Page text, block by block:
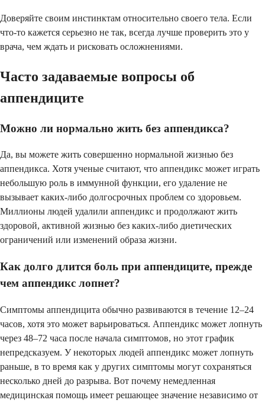
Доверяйте своим инстинктам относительно своего тела. Если
что-то кажется серьезно не так, всегда лучше проверить это у
врача, чем ждать и рисковать осложнениями.
Часто задаваемые вопросы об
аппендиците
Можно ли нормально жить без аппендикса?
Да, вы можете жить совершенно нормальной жизнью без
аппендикса. Хотя ученые считают, что аппендикс может играть
небольшую роль в иммунной функции, его удаление не
вызывает каких-либо долгосрочных проблем со здоровьем.
Миллионы людей удалили аппендикс и продолжают жить
здоровой, активной жизнью без каких-либо диетических
ограничений или изменений образа жизни.
Как долго длится боль при аппендиците, прежде
чем аппендикс лопнет?
Симптомы аппендицита обычно развиваются в течение 12–24
часов, хотя это может варьироваться. Аппендикс может лопнуть
через 48–72 часа после начала симптомов, но этот график
непредсказуем. У некоторых людей аппендикс может лопнуть
раньше, в то время как у других симптомы могут сохраняться
несколько дней до разрыва. Вот почему немедленная
медицинская помощь имеет решающее значение независимо от